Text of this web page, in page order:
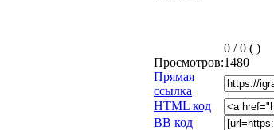
0 / 0 ( )
Просмотров:1480
Прямая
ссылка
HTML код
BB код